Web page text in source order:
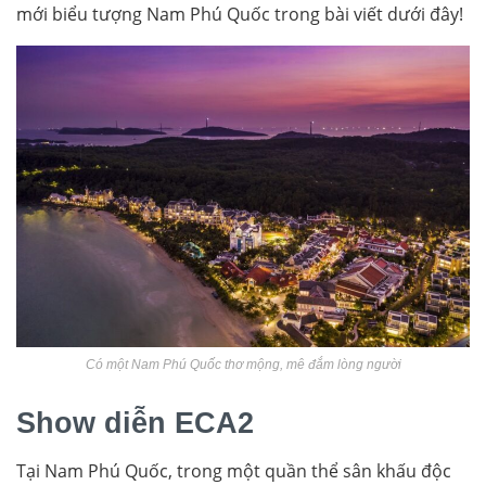
mới biểu tượng Nam Phú Quốc trong bài viết dưới đây!
Có một Nam Phú Quốc thơ mộng, mê đắm lòng người
Show diễn ECA2
Tại Nam Phú Quốc, trong một quần thể sân khấu độc